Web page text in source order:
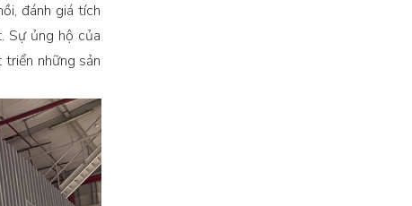
đánh giá tích
Sự ủng hộ của
những sản